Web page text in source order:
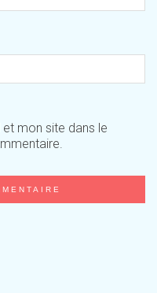
mon site dans le